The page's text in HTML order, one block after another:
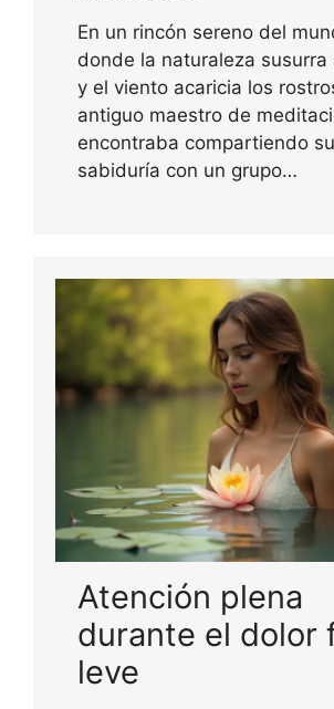
En un rincón sereno del
donde la naturaleza susurra
y el viento acaricia los
antiguo maestro de
encontraba compartiendo su
sabiduría con un grupo…
Atención plena
durante el dolor
leve